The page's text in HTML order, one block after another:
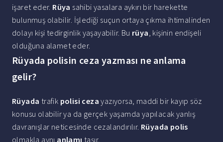
işaret eder. Rüya sahibi yasalara aykırı bir harekette
bulunmuş olabilir. İşlediği suçun ortaya çıkma ihtimalinden
dolayı kişi tedirginlik yaşayabilir. Bu rüya, kişinin endişeli
olduğuna alamet eder.
Rüyada polisin ceza yazması ne anlama
gelir?
Rüyada trafik polisi ceza yazıyorsa, maddi bir kayıp söz
konusu olabilir ya da gerçek yaşamda yapılacak yanlış
davranışlar neticesinde cezalandırılır. Rüyada polis
olmakla aynı anlamı taşır.